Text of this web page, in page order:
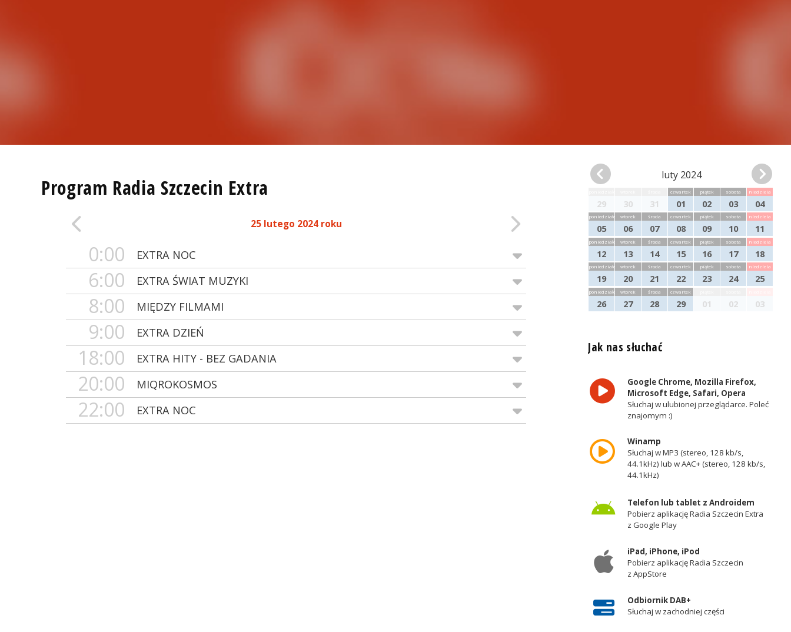
Program Radia Szczecin Extra
25 lutego 2024 roku
0:00 EXTRA NOC
6:00 EXTRA ŚWIAT MUZYKI
8:00 MIĘDZY FILMAMI
9:00 EXTRA DZIEŃ
18:00 EXTRA HITY - BEZ GADANIA
20:00 MIQROKOSMOS
22:00 EXTRA NOC
luty 2024
29 30 31
czwartek
01
piątek
02
sobota
03
niedziela
04
poniedziałek
05
wtorek
06
środa
07
czwartek
08
piątek
09
sobota
10
niedziela
11
poniedziałek
12
wtorek
13
środa
14
czwartek
15
piątek
16
sobota
17
niedziela
18
poniedziałek
19
wtorek
20
środa
21
czwartek
22
piątek
23
sobota
24
niedziela
25
poniedziałek
26
wtorek
27
środa
28
czwartek
29 01 02 03
Jak nas słuchać
Google Chrome, Mozilla Firefox,
Microsoft Edge, Safari, Opera
Słuchaj w ulubionej przeglądarce. Poleć
znajomym :)
Winamp
Słuchaj w MP3 (stereo, 128 kb/s,
44.1kHz) lub w AAC+ (stereo, 128 kb/s,
44.1kHz)
Telefon lub tablet z Androidem
Pobierz aplikację Radia Szczecin Extra
z Google Play
iPad, iPhone, iPod
Pobierz aplikację Radia Szczecin
z AppStore
Odbiornik DAB+
Słuchaj w zachodniej części